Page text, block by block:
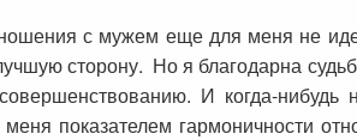
с мужем еще для меня не
сторону. Но я благодарна
И когда-нибудь
показателем гармоничности